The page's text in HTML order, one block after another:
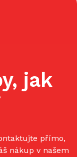
jak
přímo,
nákup v našem